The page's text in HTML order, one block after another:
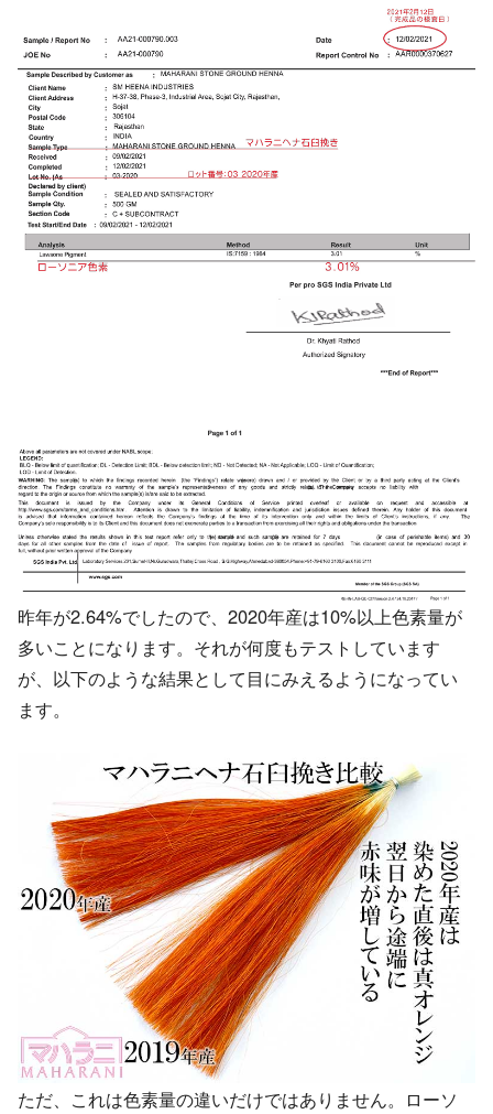
昨年が2.64%でしたので、2020年産は10%以上色素量が
多いことになります。それが何度もテストしています
が、以下のような結果として目にみえるようになってい
ます。
ただ、これは色素量の違いだけではありません。ローソ